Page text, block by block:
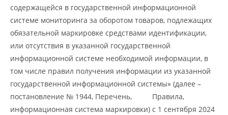
содержащейся в государственной информационной
системе мониторинга за оборотом товаров, подлежащих
обязательной маркировке средствами идентификации,
или отсутствия в указанной государственной
информационной системе необходимой информации, в
том числе правил получения информации из указанной
государственной информационной системы» (далее –
постановление № 1944, Перечень, Правила,
информационная система маркировки) с 1 сентября 2024